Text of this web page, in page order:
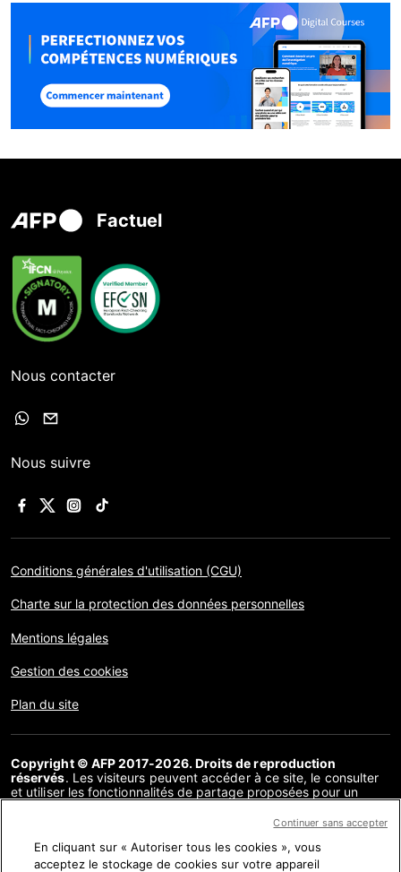
Factuel
Nous contacter
Nous suivre
Conditions générales d'utilisation (CGU)
Charte sur la protection des données personnelles
Mentions légales
Gestion des cookies
Plan du site
Copyright © AFP 2017-2026. Droits de reproduction
réservés. Les visiteurs peuvent accéder à ce site, le consulter
et utiliser les fonctionnalités de partage proposées pour un
communication au public, distribution de tout ou partie du
soit, sans licence spécifique signée avec l’AFP, est interdite. Les
éléments analysés dans le cadre de chaque factuel sont
En cliquant sur « Autoriser tous les cookies », vous
acceptez le stockage de cookies sur votre appareil
Continuer sans accepter